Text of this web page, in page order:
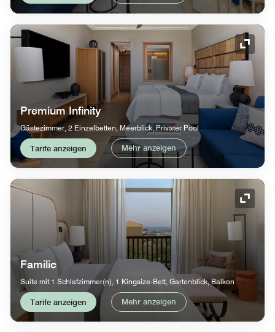
Premium Infinity
Gästezimmer, 2 Einzelbetten, Meerblick, Privater Pool
Tarife anzeigen Mehr anzeigen
Familie
Suite mit 1 Schlafzimmer(n), 1 Kingsize-Bett, Gartenblick, Balkon
Tarife anzeigen Mehr anzeigen